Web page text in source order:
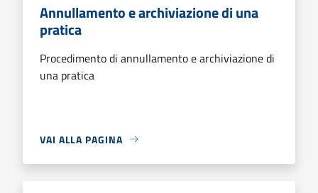
Annullamento e archiviazione di una
pratica
Procedimento di annullamento e archiviazione di
una pratica
VAI ALLA PAGINA